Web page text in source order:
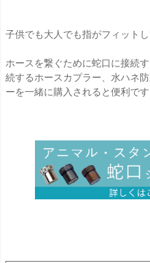
子供でも大人でも指がフィット
ホースを繋ぐために蛇口に接続
続するホースカプラー、水ハネ
ーを一緒に購入されると便利です